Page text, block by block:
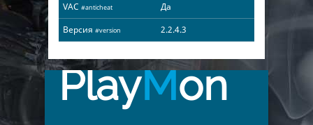
VAC #anticheat
Да
Версия #version 2.2.4.3
PlayMon